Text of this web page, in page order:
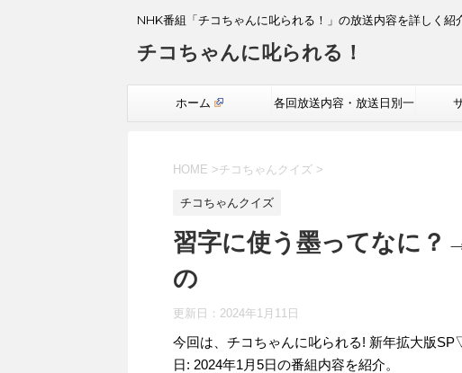
NHK番組「チコちゃんに叱られる！」の放送内容を詳しく紹
チコちゃんに叱られる！
ホーム 各回放送内容・放送日別一
HOME >チコちゃんクイズ >
チコちゃんクイズ
習字に使う墨ってなに
の
更新日： 2024年1月11日
今回は、チコちゃんに叱られる! 新年拡大版
日: 2024年1月5日の番組内容を紹介。